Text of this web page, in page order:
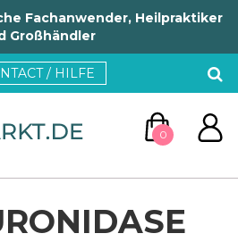
Fachanwender, Heilpraktiker
Großhändler
/ HILFE
0